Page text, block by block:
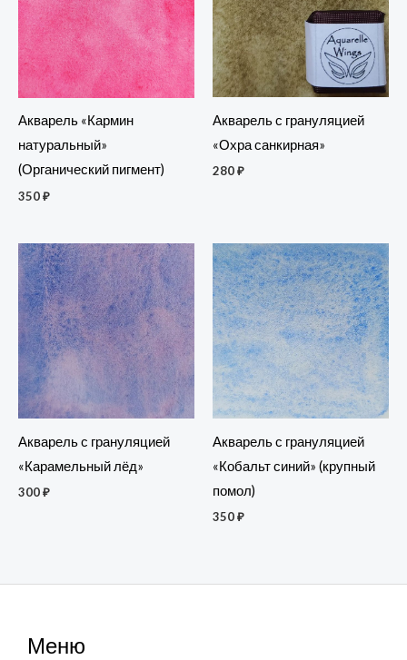
Акварель «Кармин
натуральный»
(Органический пигмент)
350₽
Акварель с грануляцией
«Охра санкирная»
280₽
Акварель с грануляцией
«Карамельный лёд»
300₽
Акварель с грануляцией
«Кобальт синий» (крупный
помол)
350₽
Меню